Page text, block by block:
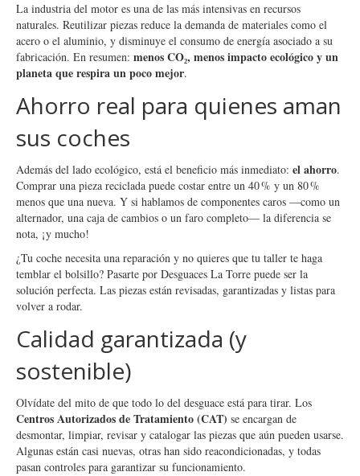
La industria del motor es una de las más intensivas en recursos
naturales. Reutilizar piezas reduce la demanda de materiales como el
acero o el aluminio, y disminuye el consumo de energía asociado a su
fabricación. En resumen: menos CO₂, menos impacto ecológico y un
planeta que respira un poco mejor.
Ahorro real para quienes aman
sus coches
Además del lado ecológico, está el beneficio más inmediato: el ahorro.
Comprar una pieza reciclada puede costar entre un 40 % y un 80 %
menos que una nueva. Y si hablamos de componentes caros —como un
alternador, una caja de cambios o un faro completo— la diferencia se
nota, ¡y mucho!
¿Tu coche necesita una reparación y no quieres que tu taller te haga
temblar el bolsillo? Pasarte por Desguaces La Torre puede ser la
solución perfecta. Las piezas están revisadas, garantizadas y listas para
volver a rodar.
Calidad garantizada (y
sostenible)
Olvídate del mito de que todo lo del desguace está para tirar. Los
Centros Autorizados de Tratamiento (CAT) se encargan de
desmontar, limpiar, revisar y catalogar las piezas que aún pueden usarse.
Algunas están casi nuevas, otras han sido reacondicionadas, y todas
pasan controles para garantizar su funcionamiento.